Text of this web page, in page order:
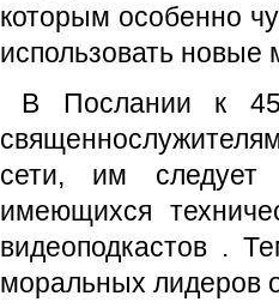
которым особенно
использовать новые
В Послании к
сети, им следует
имеющихся
видеоподкастов .
моральных лидеров